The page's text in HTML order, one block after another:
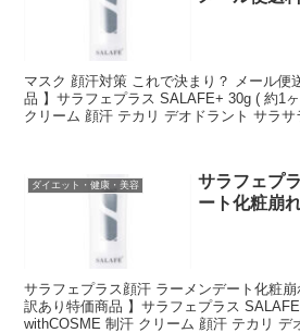
マスク 顔汗対策 これで決まり？ メール便
品 】サラフェプラス SALAFE+ 30g ( 約1
クリーム 顔汗 テカリ デオドラント サラ
ダイエット・健康・美容
サラフェプ
ート化粧崩
サラフェプラス顔汗 ラーメンデート化粧
訳あり特価商品 】サラフェプラス
withCOSME 制汗 クリーム 顔汗 テカリ デ